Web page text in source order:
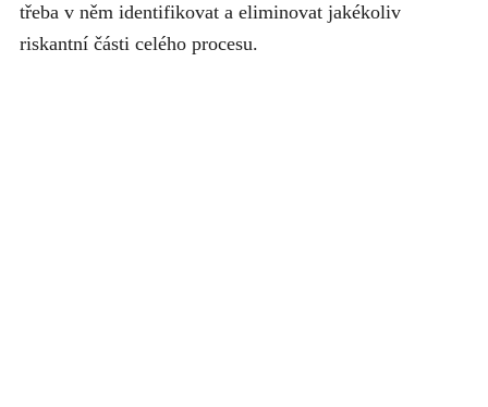
třeba v něm identifikovat a eliminovat jakékoliv
riskantní části celého procesu.